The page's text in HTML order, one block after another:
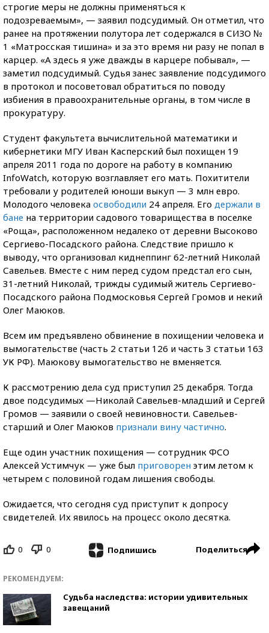
строгие меры не должны применяться к
подозреваемым», — заявил подсудимый. Он отметил, что
ранее на протяжении полутора лет содержался в СИЗО №
1 «Матросская тишина» и за это время ни разу не попал в
карцер. «А здесь я уже дважды в карцере побывал», —
заметил подсудимый. Судья занес заявление подсудимого
в протокол и посоветовал обратиться по поводу
избиения в правоохранительные органы, в том числе в
прокуратуру.
Студент факультета вычислительной математики и
кибернетики МГУ Иван Касперский был похищен 19
апреля 2011 года по дороге на работу в компанию
InfoWatch, которую возглавляет его мать. Похитители
требовали у родителей юноши выкуп — 3 млн евро.
Молодого человека освободили 24 апреля. Его держали в
бане на территории садового товарищества в поселке
«Роща», расположенном недалеко от деревни Высоково
Сергиево-Посадского района. Следствие пришло к
выводу, что организовал киднеппинг 62-летний Николай
Савельев. Вместе с ним перед судом предстал его сын,
31-летний Николай, трижды судимый житель Сергиево-
Посадского района Подмосковья Сергей Громов и некий
Олег Маюков.
Всем им предъявлено обвинение в похищении человека и
вымогательстве (часть 2 статьи 126 и часть 3 статьи 163
УК РФ). Маюкову вымогательство не вменяется.
К рассмотрению дела суд приступил 25 декабря. Тогда
двое подсудимых —Николай Савельев-младший и Сергей
Громов — заявили о своей невиновности. Савельев-
старший и Олег Маюков признали вину частично.
Еще один участник похищения — сотрудник ФСО
Алексей Устимчук — уже был приговорен этим летом к
четырем с половиной годам лишения свободы.
Ожидается, что сегодня суд приступит к допросу
свидетелей. Их явилось на процесс около десятка.
0 0 Подпишись Поделиться
РЕКОМЕНДУЕМ:
Судьба наследства: истории удивительных
завещаний